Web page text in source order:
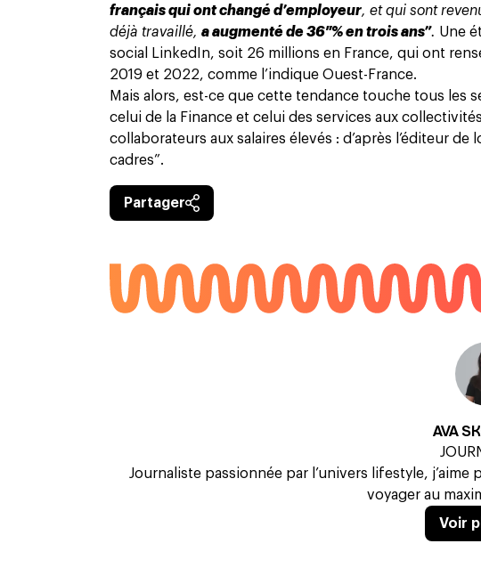
français qui ont changé d’employeur, et qui sont
déjà travaillé, a augmenté de 36 % en trois ans”. Une
social LinkedIn, soit 26 millions en France, qui ont
2019 et 2022, comme l’indique Ouest-France.
Mais alors, est-ce que cette tendance touche tous les
celui de la Finance et celui des services aux
collaborateurs aux salaires élevés : d’après l’éditeur
cadres”.
Partager
AVA
Journaliste passionnée par l’univers lifestyle, j’aime
voyager au
Voir